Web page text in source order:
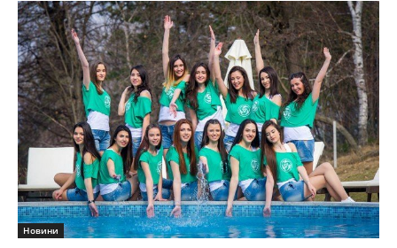
Новини